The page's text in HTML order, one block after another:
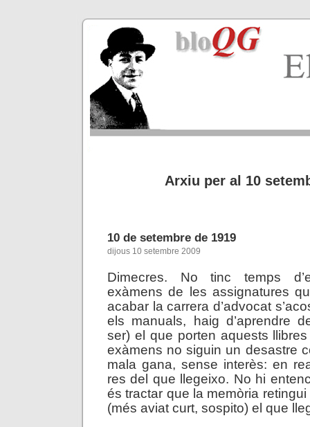
Arxiu per al 10
10 de setembre de 1919
dijous 10 setembre 2009
Dimecres. No tinc temps
exàmens de les assignatures
acabar la carrera d’advocat
els manuals, haig d’aprendre
ser) el que porten aquests
exàmens no siguin un desastre
mala gana, sense interès: en
res del que llegeixo. No hi
és tractar que la memòria
(més aviat curt, sospito) el que